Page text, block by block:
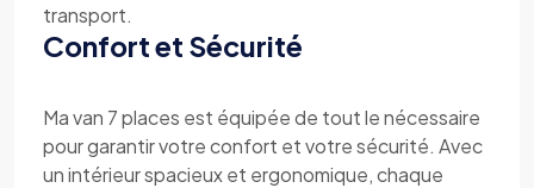
transport.
Confort et Sécurité
Ma van 7 places est équipée de tout le nécessaire
pour garantir votre confort et votre sécurité. Avec
un intérieur spacieux et ergonomique, chaque